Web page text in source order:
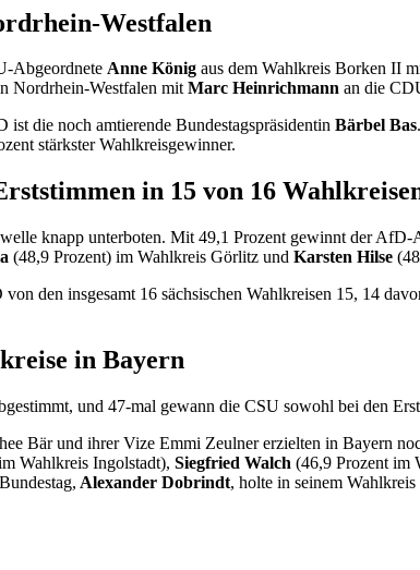
Westfalen
Abgeordnete Anne König aus dem Wahlkreis Borken II
Nordrhein-Westfalen mitMarc Heinrichmann an die
ist die noch amtierende Bundestagspräsidentin Bärbel Bas
stärkster Wahlkreisgewinner.
in 15 von 16
knapp unterboten. Mit 49,1 Prozent gewinnt der AfD-
(48,9 Prozent) im Wahlkreis Görlitz und Karsten Hilse
den insgesamt 16 sächsischen Wahlkreisen 15, 14
in Bayern
und 47-mal gewann die CSU sowohl bei den
Bär und ihrer Vize Emmi Zeulner erzielten in Bayern
Wahlkreis Ingolstadt), Siegfried Walch (46,9 Prozent im
Alexander Dobrindt, holte in seinem